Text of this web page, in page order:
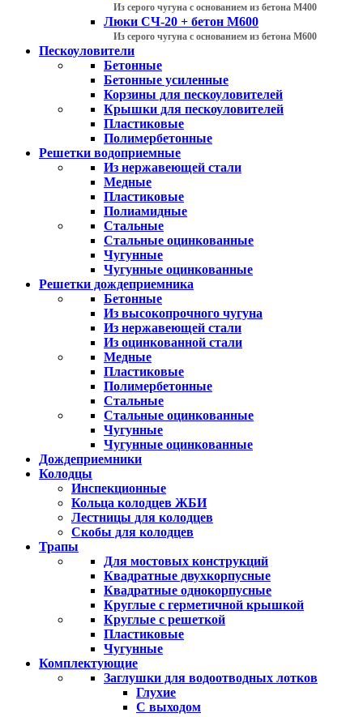
Из серого чугуна с основанием из бетона М400
Люки СЧ-20 + бетон М600
Из серого чугуна с основанием из бетона М600
Пескоуловители
Бетонные
Бетонные усиленные
Корзины для пескоуловителей
Крышки для пескоуловителей
Пластиковые
Полимербетонные
Решетки водоприемные
Из нержавеющей стали
Медные
Пластиковые
Полиамидные
Стальные
Стальные оцинкованные
Чугунные
Чугунные оцинкованные
Решетки дождеприемника
Бетонные
Из высокопрочного чугуна
Из нержавеющей стали
Из оцинкованной стали
Медные
Пластиковые
Полимербетонные
Стальные
Стальные оцинкованные
Чугунные
Чугунные оцинкованные
Дождеприемники
Колодцы
Инспекционные
Кольца колодцев ЖБИ
Лестницы для колодцев
Скобы для колодцев
Трапы
Для мостовых конструкций
Квадратные двухкорпусные
Квадратные однокорпусные
Круглые с герметичной крышкой
Круглые с решеткой
Пластиковые
Чугунные
Комплектующие
Заглушки для водоотводных лотков
Глухие
С выходом